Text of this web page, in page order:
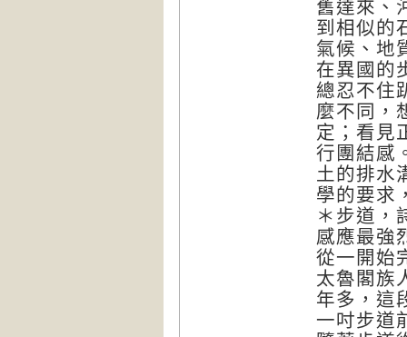
舊達來、
到相似的
氣候、地
在異國的
總忍不住
麼不同，
定；看見
行團結感
土的排水
學的要求
＊步道，
感應最強
從一開始
太魯閣族
年多，這
一吋步道